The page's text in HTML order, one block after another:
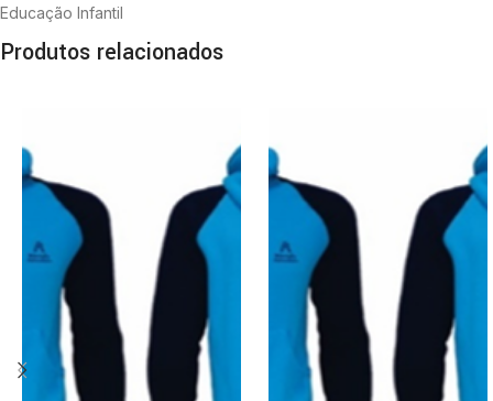
Educação Infantil
Produtos relacionados